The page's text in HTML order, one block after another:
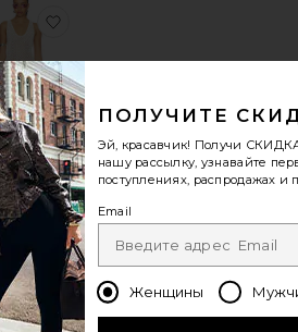
ТРЕУГОЛЬНИКАМИ FAITH
БИКИНИ TRISH
ZIA
ПОЛУЧИТЕ
Эй, красавчик! Получи СКИДКА
нашу рассылку, узнавайте
поступлениях, распродажах и
Email
Женщины